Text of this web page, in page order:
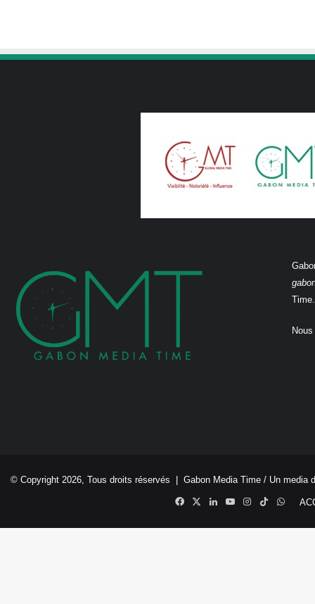
Time.
© Copyright 2026, Tous droits réservés | Gabon Media Time / Un media
Facebook
X LinkedinYouTubeInstagram
TikTok